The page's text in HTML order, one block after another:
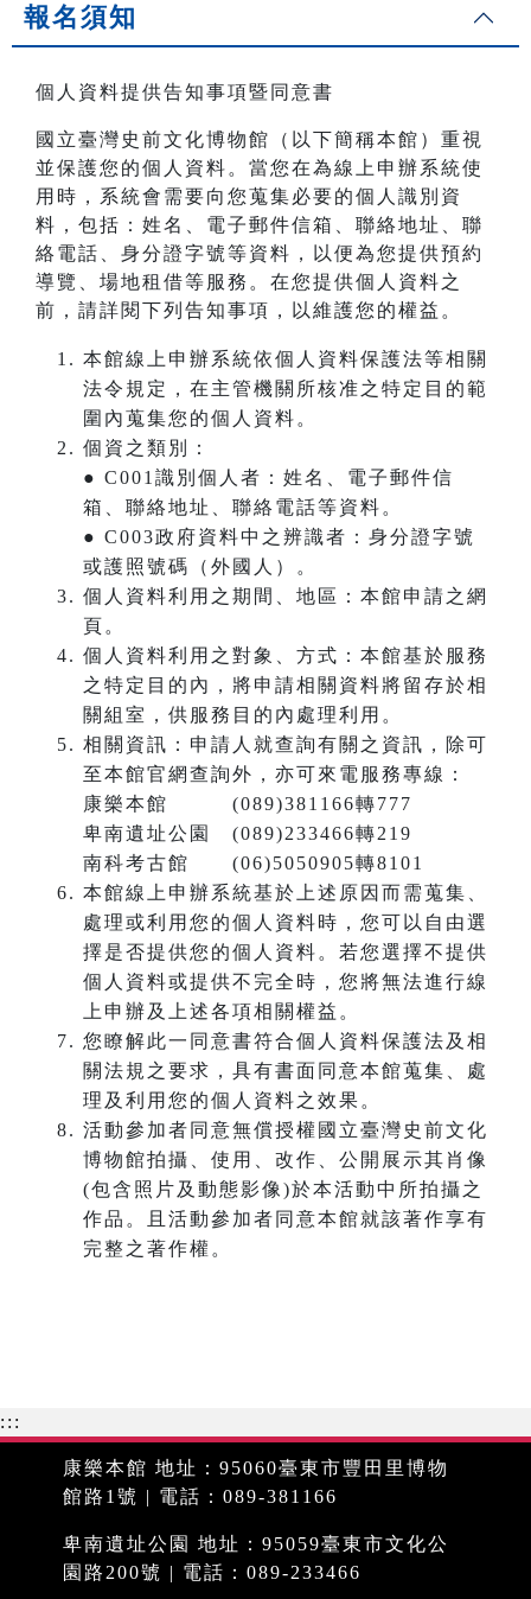
報名須知
個人資料提供告知事項暨同意書
國立臺灣史前文化博物館（以下簡稱本館）重視
並保護您的個人資料。當您在為線上申辦系統使
用時，系統會需要向您蒐集必要的個人識別資
料，包括：姓名、電子郵件信箱、聯絡地址、聯
絡電話、身分證字號等資料，以便為您提供預約
導覽、場地租借等服務。在您提供個人資料之
前，請詳閱下列告知事項，以維護您的權益。
本館線上申辦系統依個人資料保護法等相關
法令規定，在主管機關所核准之特定目的範
圍內蒐集您的個人資料。
個資之類別：
● C001識別個人者：姓名、電子郵件信
箱、聯絡地址、聯絡電話等資料。
● C003政府資料中之辨識者：身分證字號
或護照號碼（外國人）。
個人資料利用之期間、地區：本館申請之網
頁。
個人資料利用之對象、方式：本館基於服務
之特定目的內，將申請相關資料將留存於相
關組室，供服務目的內處理利用。
相關資訊：申請人就查詢有關之資訊，除可
至本館官網查詢外，亦可來電服務專線：
康樂本館 (089)381166轉777
卑南遺址公園 (089)233466轉219
南科考古館 (06)5050905轉8101
本館線上申辦系統基於上述原因而需蒐集、
處理或利用您的個人資料時，您可以自由選
擇是否提供您的個人資料。若您選擇不提供
個人資料或提供不完全時，您將無法進行線
上申辦及上述各項相關權益。
您瞭解此一同意書符合個人資料保護法及相
關法規之要求，具有書面同意本館蒐集、處
理及利用您的個人資料之效果。
活動參加者同意無償授權國立臺灣史前文化
博物館拍攝、使用、改作、公開展示其肖像
(包含照片及動態影像)於本活動中所拍攝之
作品。且活動參加者同意本館就該著作享有
完整之著作權。
:::
康樂本館 地址：95060臺東市豐田里博物
館路1號 | 電話：089-381166
卑南遺址公園 地址：95059臺東市文化公
園路200號 | 電話：089-233466